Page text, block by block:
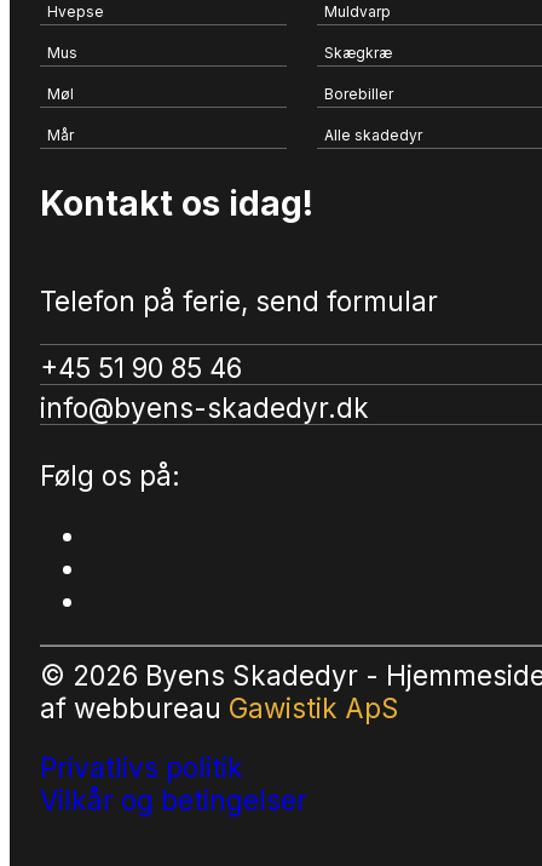
Hvepse Muldvarp
Mus Skægkræ
Møl Borebiller
Mår Alle skadedyr
Kontakt os idag!
Telefon på ferie, send formular
+45 51 90 85 46
info@byens-skadedyr.dk
Følg os på:
© 2026 Byens Skadedyr -
af webbureau Gawistik ApS
Privatlivs politik
Vilkår og betingelser